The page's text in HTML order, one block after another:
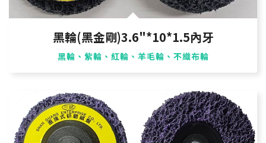
黑輪(黑金剛)3.6"*10*1.5內牙
黑輪、紫輪、紅輪、羊毛輪、不織布輪